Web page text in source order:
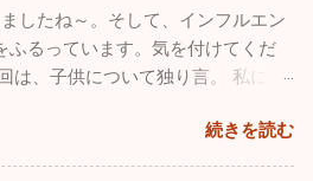
パイロットになりたくて、航空大
学の受験を考えていました。残念
当時の視力は0.8、その頃はほとん
イロットの道は断腸の思いで諦め
）を持っていて「さあ始めよう」
ったら自分が大ポカ。専用の空気
てしまいました。自分のカヤック
なってしまい、長先生のカヤック
っても何も良いことがないのでス
また心機一転、素晴らしいブログ
した情報を挙げることはできませ
覧になってください。 12/4の夜に
が、インフルエンザが嘘のように
んまだまだ罹患されている方はい
したね～。そして、インフルエン
ふるっています。気を付けてくだ
は、子供について独り言。 私には
、憎たらしくもなってきました
もかわいい子供たちです。 休日は
続きを読む